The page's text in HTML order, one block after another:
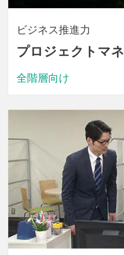
ビジネス推進力
プロジェクトマ
全階層向け